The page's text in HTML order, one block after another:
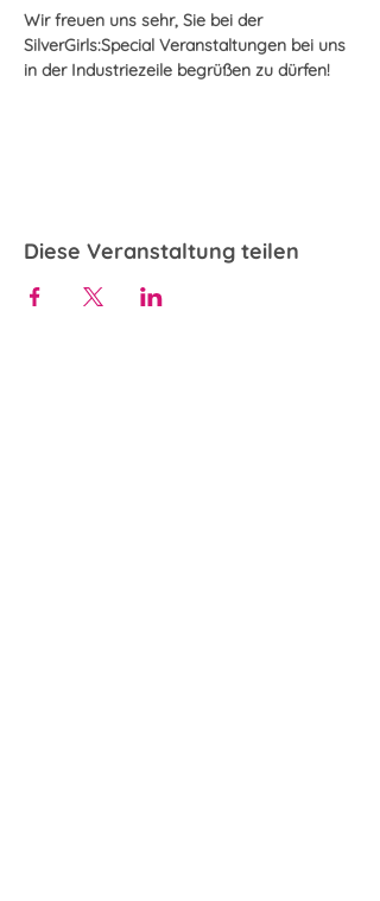
Wir freuen uns sehr, Sie bei der
SilverGirls:Special Veranstaltungen bei uns
in der Industriezeile begrüßen zu dürfen!
Diese Veranstaltung teilen